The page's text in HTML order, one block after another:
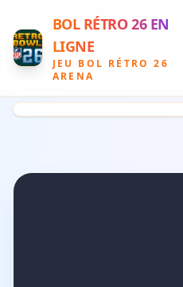
BOL RÉTRO 26 EN
LIGNE
JEU BOL RÉTRO 26
ARENA